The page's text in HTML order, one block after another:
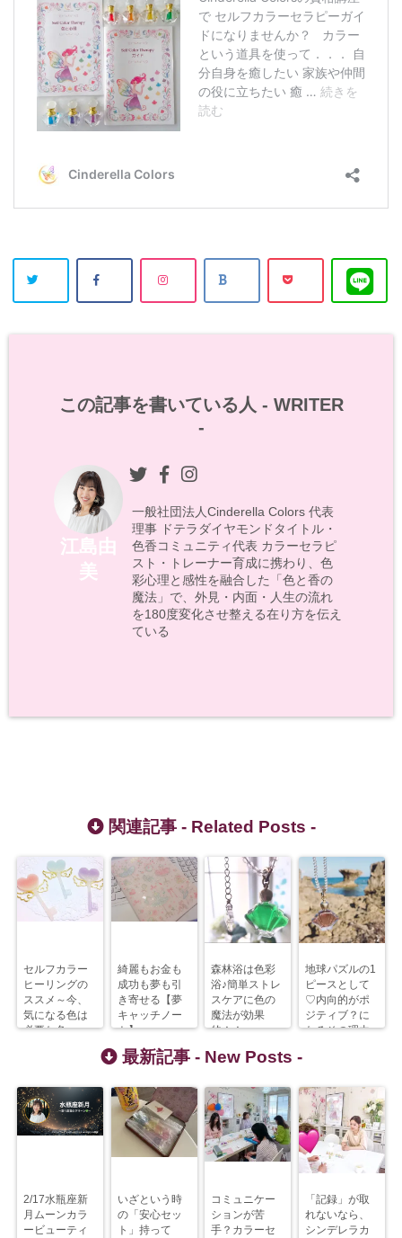
この記事を書いている人 - WRITER
-
江島由
美
一般社団法人Cinderella Colors 代表
理事 ドテラダイヤモンドタイトル・
色香コミュニティ代表 カラーセラピ
スト・トレーナー育成に携わり、色
彩心理と感性を融合した「色と香の
魔法」で、外見・内面・人生の流れ
を180度変化させ整える在り方を伝え
ている
関連記事 - Related Posts -
セルフカラー
ヒーリングの
ススメ～今、
気になる色は
必要な色
綺麗もお金も
成功も夢も引
き寄せる【夢
キャッチノー
ト】
森林浴は色彩
浴♪簡単ストレ
スケアに色の
魔法が効果
的！！
地球パズルの1
ピースとして
♡内向的がポ
ジティブ？に
なるその理由
最新記事 - New Posts -
2/17水瓶座新
月ムーンカラ
ービューティ
いざという時
の「安心セッ
ト」持って
コミュニケー
ションが苦
手？カラーセ
「記録」が取
れないなら、
シンデレラカ